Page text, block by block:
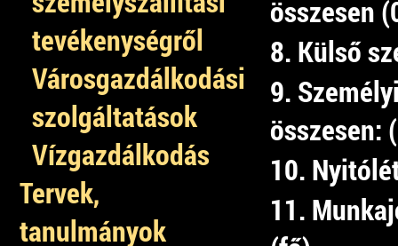
tevékenységről
Városgazdálkodási
szolgáltatások
Vízgazdálkodás
Tervek,
tanulmányok
összesen
8. Külső
9.
összesen:
10.
11.